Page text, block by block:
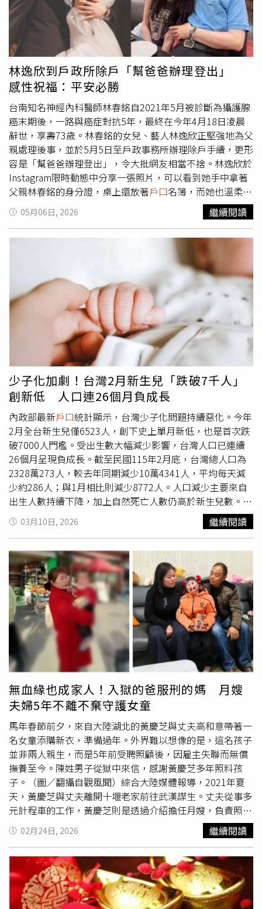
惡化。趙女第一次提起離婚訴訟時，法院認為感情尚未完全
破裂，因此未判離婚。雙方後續持續分居，一年後趙女再度
提告，最終雙方調解離婚。離婚半年後，趙女第三度將前夫
告上法院，主張依照房產登記比例分割財產，要求取得99％
房產價值。曹男則主張，房屋來源是父母拆遷所得，並非夫
妻共同財產，若依登記比例分割，對父母極不公平。法院認
為，本案關鍵在於如何認定夫妻間贈與的法律性質，夫妻間
財產贈與與一般贈與不同，通常是基於婚姻長久維繫的期
待，具有特殊目的，不能僅依產權登記比例機械認定。法院
綜合考量房屋來源、婚姻存續時間、雙方對家庭與房產的貢
獻等因素後認定，該房屋源自曹男父母老宅拆遷，趙女對房
屋形成並無實際貢獻；且雙方婚姻屬典型「閃婚閃離」，實
際共同生活時間極短，也未生育子女。若讓趙女取得99％房
產利益，不僅顯失公平，也可能導致兩名老人失去主要居
所。此外，法院指出，趙女從事房地產相關工作，對產權與
財產風險具有一定認知，卻未提醒曹男審慎處理，也未與其
父母充分溝通，即接受大比例產權贈與。不過，趙女曾支付
補償。最終，法院判決涉案房屋歸曹男所有，趙女可獲得50
萬元補償金。
林逸欣到戶政所除戶「幫爸爸辦理登出」
感性祝福：平安必勝
台南知名神經內科醫師林春銘自2021年5月被診斷為攝護腺
癌末期後，一路與癌症對抗5年，最終在今年4月18日凌晨
辭世，享壽73歲。林春銘的女兒、藝人林逸欣正堅強地為父
親處理後事，並於5月5日至戶政事務所辦理除戶手續，更形
容是「幫爸爸辦理登出」，令大批網友相當不捨。林逸欣於
Instagram限時動態中分享一張照片，可以看到她手中拿著
父親林春銘的身分證，桌上還放著戶口名簿，而她也溫柔寫
下「幫爸爸辦理登出，等新的裝備準備好再登入吧，平安，
必勝！」林逸欣同時也在畫面下方留下對爸爸的告白，
「Miss you and love you forever」，表達對父親的深深思
擷取自IG）林逸欣日前也發文表示，她的爸爸在春暖花開的
4月踏上了新的旅程，她相信爸爸並不是真的離開，只是去
了另一個國度旅行，帶著她20年前畫給他的「平安必勝
符」，她也相信爸爸會一路平安，他的麻將會繼續打得好，
「您在春天來臨，也在春天遠行」、「祝爸爸一路順風」。
05月06日, 2026 繼續閱讀
少子化加劇！台灣2月新生兒「跌破7千人」
創新低 人口連26個月負成長
內政部最新戶口統計顯示，台灣少子化問題持續惡化。今年
2月全台新生兒僅6523人，創下史上單月新低，也是首次跌
破7000人門檻。受出生數大幅減少影響，台灣人口已連續
26個月呈現負成長。截至民國115年2月底，台灣總人口為
2328萬273人，較去年同期減少10萬4341人，平均每天減
少約286人；與1月相比則減少8772人。人口減少主要來自
出生人數持續下降，加上自然死亡人數仍高於新生兒數。統
計指出，今年2月出生數6523人，約每6.2分鐘出生1名嬰
兒，年粗出生率為千分之3.65，較1月大幅減少2200人，減
幅達25.2％，與去年同期相比更少3884人。近1年來出生數
屢創新低，去年4月、5月及11月已多次刷新單月紀錄，如
今再度跌破7000人，顯示少子化趨勢仍在加速。各縣市粗
出生率差異明顯。出生率最高為澎湖縣千分之5.62，其次為
台東縣4.95、花蓮縣4.68；最低則為基隆市2.54、台南市
2.85及連江縣2.87。在死亡人口方面，2月死亡數為1萬
4881人，約每2.7分鐘就有1人死亡，年粗死亡率為千分之
8.33。若以出生減死亡計算，2月人口自然增加為負8358
人，顯示人口結構仍持續萎縮。此外，台灣人口結構也持續
朝高齡化發展。截至2月底，0至14歲人口為266萬7349
人，占總人口11.4％%；15至64歲人口占68.32％；65歲以
上人口則達470萬7676人，占比20.22％。與上月相比，幼
年人口與工作年齡人口占比均略微下降，老年人口比例則再
度上升。
03月10日, 2026 繼續閱讀
無血緣也成家人！入獄的爸服刑的媽 月嫂
夫婦5年不離不棄守護女童
馬年春節前夕，來自大陸湖北的黃慶芝與丈夫高和意帶著一
名女童添購新衣，準備過年。外界難以想像的是，這名孩子
並非兩人親生，而是5年前受聘照顧後，因雇主失聯而無償
撫養至今。陳姓男子從獄中來信，感謝黃慶芝多年照料孩
子。（圖／翻攝自觀風聞）綜合大陸媒體報導，2021年夏
天，黃慶芝與丈夫離開十堰老家前往武漢謀生。丈夫從事多
元計程車的工作，黃慶芝則是透過介紹擔任月嫂，負責照顧
一名1歲多女童，月薪6000元人民幣，約合新台幣約2萬
6000元。自稱孩子父親的陳姓男子未曾與黃慶芝見面，只
排，奶粉、尿布與衣物等生活用品均事先備妥，期間偶爾來
電詢問孩子狀況。然而2個月後，陳姓男子突然失聯。房東
因租約到期上門催租，亦曾有自稱其友人來電表示會補發工
02月24日, 2026 繼續閱讀